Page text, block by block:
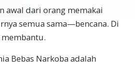
awal dari orang memakai
semua sama—bencana. Di
Bebas Narkoba adalah